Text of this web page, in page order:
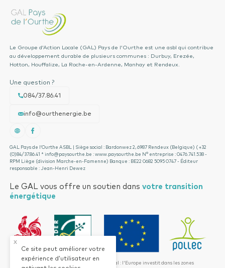
Le Groupe d’Action Locale (GAL) Pays de l’Ourthe est une asbl qui contribue
au développement durable de plusieurs communes : Durbuy, Erezée,
Hotton, Houffalize, La Roche-en-Ardenne, Manhay et Rendeux.
Une question ?
084/37.86.41
info@ourthenergie.be
GAL Pays de l’Ourthe ASBL | Siège social : Bardonwez 2, 6987 Rendeux (Belgique) ( +32
(0)84/37.86.41 * info@paysourthe.be : www.paysourthe.be N° entreprise : 0476.741.538 -
RPM Liège (division Marche-en-Famenne) Banque : BE22 0682 5095 0747 - Éditeur
responsable : Jean-Henri Dewez
Le GAL vous offre un soutien dansvotre transition
énergétique
Fonds européen pour le développement rural : l'Europe investit dans les zones
x
Ce site peut améliorer votre
expérience d’utilisateur en